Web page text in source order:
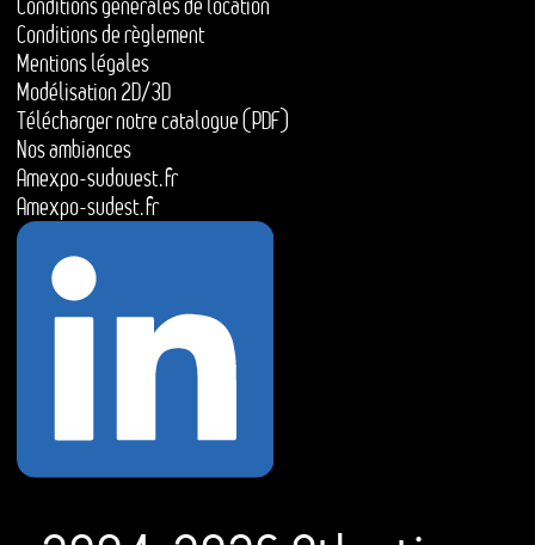
Conditions générales de location
Conditions de règlement
Mentions légales
Modélisation 2D/3D
Télécharger notre catalogue (PDF)
Nos ambiances
Amexpo-sudouest.fr
Amexpo-sudest.fr